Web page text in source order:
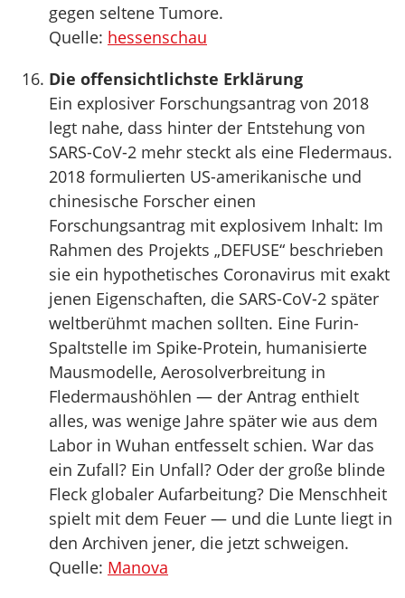
gegen seltene Tumore.
Quelle: hessenschau
Die offensichtlichste Erklärung
Ein explosiver Forschungsantrag von 2018
legt nahe, dass hinter der Entstehung von
SARS-CoV-2 mehr steckt als eine Fledermaus.
2018 formulierten US-amerikanische und
chinesische Forscher einen
Forschungsantrag mit explosivem Inhalt: Im
Rahmen des Projekts „DEFUSE“ beschrieben
sie ein hypothetisches Coronavirus mit exakt
jenen Eigenschaften, die SARS-CoV-2 später
weltberühmt machen sollten. Eine Furin-
Spaltstelle im Spike-Protein, humanisierte
Mausmodelle, Aerosolverbreitung in
Fledermaushöhlen — der Antrag enthielt
alles, was wenige Jahre später wie aus dem
Labor in Wuhan entfesselt schien. War das
ein Zufall? Ein Unfall? Oder der große blinde
Fleck globaler Aufarbeitung? Die Menschheit
spielt mit dem Feuer — und die Lunte liegt in
den Archiven jener, die jetzt schweigen.
Quelle: Manova